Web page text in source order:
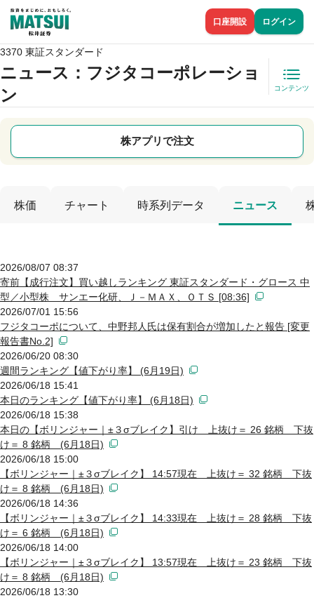
口座開設 ログイン
3370 東証スタンダード
ニュース ：フジタコーポレーショ
ン
コンテンツ
株アプリで注文
株価 チャート 時系列データ ニュース
2026/08/07 08:37
寄前【成行注文】買い越しランキング 東証スタンダード・グロース 中
型／小型株 サンエー化研、Ｊ－ＭＡＸ、ＯＴＳ [08:36]
2026/07/01 15:56
フジタコーポについて、中野邦人氏は保有割合が増加したと報告 [変更
報告書No.2]
2026/06/20 08:30
週間ランキング【値下がり率】 (6月19日)
2026/06/18 15:41
本日のランキング【値下がり率】 (6月18日)
2026/06/18 15:38
本日の【ボリンジャー｜±３σブレイク】引け 上抜け＝ 26 銘柄 下抜
け＝ 8 銘柄 (6月18日)
2026/06/18 15:00
【ボリンジャー｜±３σブレイク】 14:57現在 上抜け＝ 32 銘柄 下抜
け＝ 8 銘柄 (6月18日)
2026/06/18 14:36
【ボリンジャー｜±３σブレイク】 14:33現在 上抜け＝ 28 銘柄 下抜
け＝ 6 銘柄 (6月18日)
2026/06/18 14:00
【ボリンジャー｜±３σブレイク】 13:57現在 上抜け＝ 23 銘柄 下抜
け＝ 8 銘柄 (6月18日)
2026/06/18 13:30